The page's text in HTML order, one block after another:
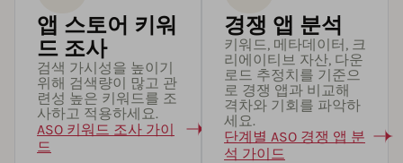
앱 스토어 키워
드 조사
검색 가시성을 높이기
위해 검색량이 많고 관
련성 높은 키워드를 조
사하고 적용하세요.
ASO 키워드 조사 가이
드
경쟁 앱 분석
키워드, 메타데이터, 크
리에이티브 자산, 다운
로드 추정치를 기준으
로 경쟁 앱과 비교해
격차와 기회를 파악하
세요.
단계별 ASO 경쟁 앱 분
석 가이드